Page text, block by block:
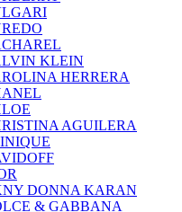
KLEIN
HERRERA
AGUILERA
DONNA KARAN
& GABBANA